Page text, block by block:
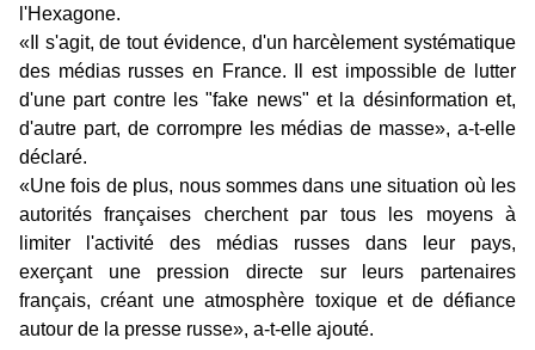
l'Hexagone.
«Il s'agit, de tout évidence, d'un harcèlement systématique
des médias russes en France. Il est impossible de lutter
d'une part contre les "fake news" et la désinformation et,
d'autre part, de corrompre les médias de masse», a-t-elle
déclaré.
«Une fois de plus, nous sommes dans une situation où les
autorités françaises cherchent par tous les moyens à
limiter l'activité des médias russes dans leur pays,
exerçant une pression directe sur leurs partenaires
français, créant une atmosphère toxique et de défiance
autour de la presse russe», a-t-elle ajouté.